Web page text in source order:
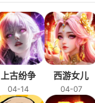
上古纷争
04-14
西游女儿
04-07